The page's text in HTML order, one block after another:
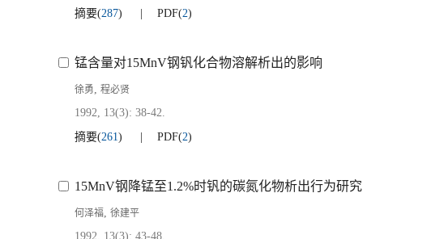
摘要(287) PDF(2)
锰含量对15MnV钢钒化合物溶解析出的影响
徐勇, 程必贤
1992, 13(3): 38-42.
摘要(261) PDF(2)
15MnV钢降锰至1.2%时钒的碳氮化物析出行为研究
何泽福, 徐建平
1992, 13(3): 43-48.